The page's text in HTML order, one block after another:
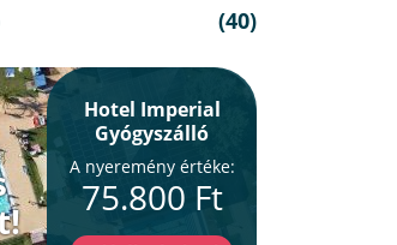
(40)
Hotel Imperial
Gyógyszálló
A nyeremény értéke:
75.800 Ft